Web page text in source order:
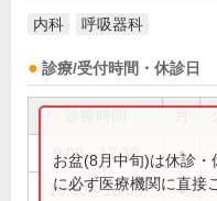
内科 呼吸器科
診療/受付時間・休診日
9:00～12:30 ●
16:30～18:00 ●
お盆(8月中旬)は休診
に必ず医療機関に直接